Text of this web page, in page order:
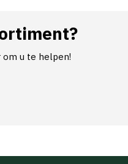
om u te helpen!